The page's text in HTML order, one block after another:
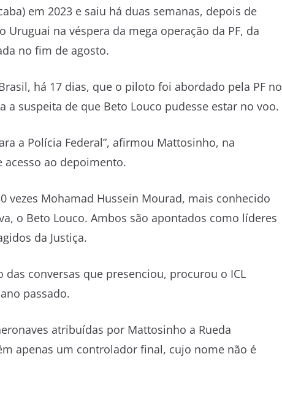
em 2023 e saiu há duas semanas, depois de
na véspera da mega operação da PF, da
no fim de agosto.
há 17 dias, que o piloto foi abordado pela PF no
a suspeita de que Beto Louco pudesse estar no voo.
a Polícia Federal”, afirmou Mattosinho, na
acesso ao depoimento.
Mohamad Hussein Mourad, mais conhecido
o Beto Louco. Ambos são apontados como líderes
da Justiça.
conversas que presenciou, procurou o ICL
passado.
atribuídas por Mattosinho a Rueda
apenas um controlador final, cujo nome não é